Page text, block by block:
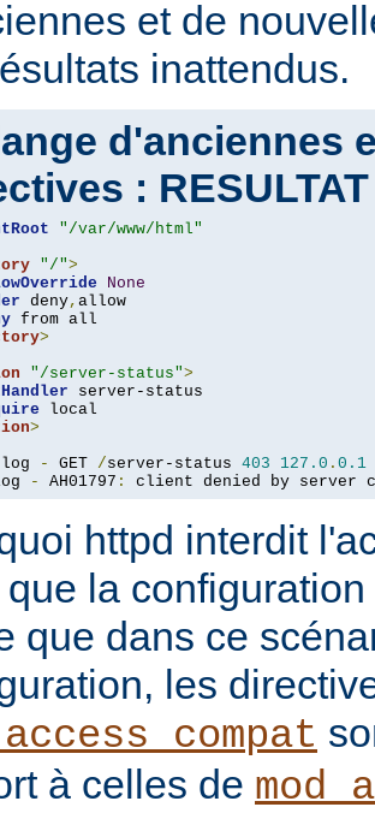
et de
inattendus.
d'anciennes
:
"/var/www/html"
"/">
None
deny, allow
>
"/server-status">
server-status
>
log - GET /server-status 403 127.0 . 0.1
- AH01797 : client denied by server
httpd interdit
la
que dans ce
les
à celles de